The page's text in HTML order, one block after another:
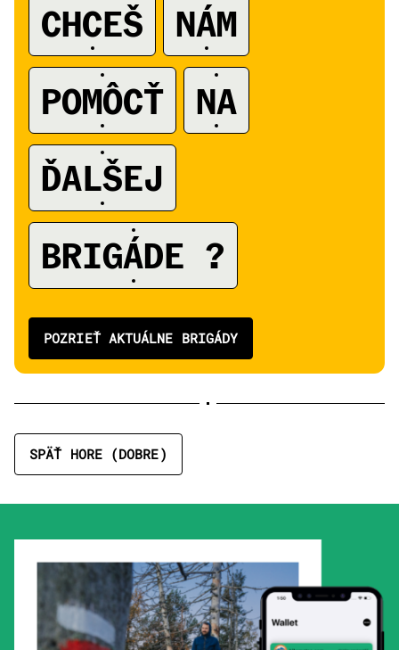
CHCEŠ
NÁM
POMÔCŤ
NA
ĎALŠEJ
BRIGÁDE ?
POZRIEŤ AKTUÁLNE BRIGÁDY
SPÄŤ HORE (DOBRE)